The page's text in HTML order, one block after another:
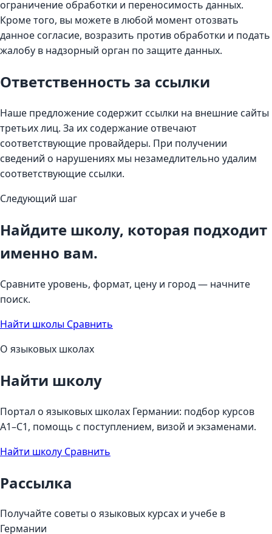
ограничение обработки и переносимость данных.
Кроме того, вы можете в любой момент отозвать
данное согласие, возразить против обработки и подать
жалобу в надзорный орган по защите данных.
Ответственность за ссылки
Наше предложение содержит ссылки на внешние сайты
третьих лиц. За их содержание отвечают
соответствующие провайдеры. При получении
сведений о нарушениях мы незамедлительно удалим
соответствующие ссылки.
Следующий шаг
Найдите школу, которая подходит
именно вам.
Сравните уровень, формат, цену и город — начните
поиск.
Найти школы Сравнить
О языковых школах
Найти школу
Портал о языковых школах Германии: подбор курсов
A1–C1, помощь с поступлением, визой и экзаменами.
Найти школу Сравнить
Рассылка
Получайте советы о языковых курсах и учебе в
Германии